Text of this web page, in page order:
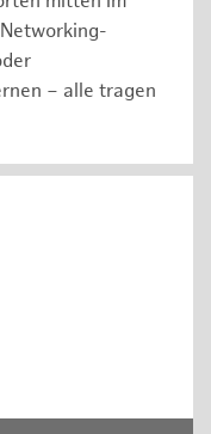
– alle tragen